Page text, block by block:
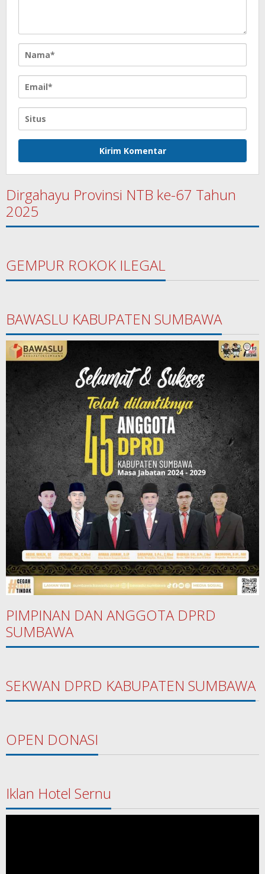
Dirgahayu Provinsi NTB ke-67 Tahun
2025
GEMPUR ROKOK ILEGAL
BAWASLU KABUPATEN SUMBAWA
PIMPINAN DAN ANGGOTA DPRD
SUMBAWA
SEKWAN DPRD KABUPATEN SUMBAWA
OPEN DONASI
Iklan Hotel Sernu